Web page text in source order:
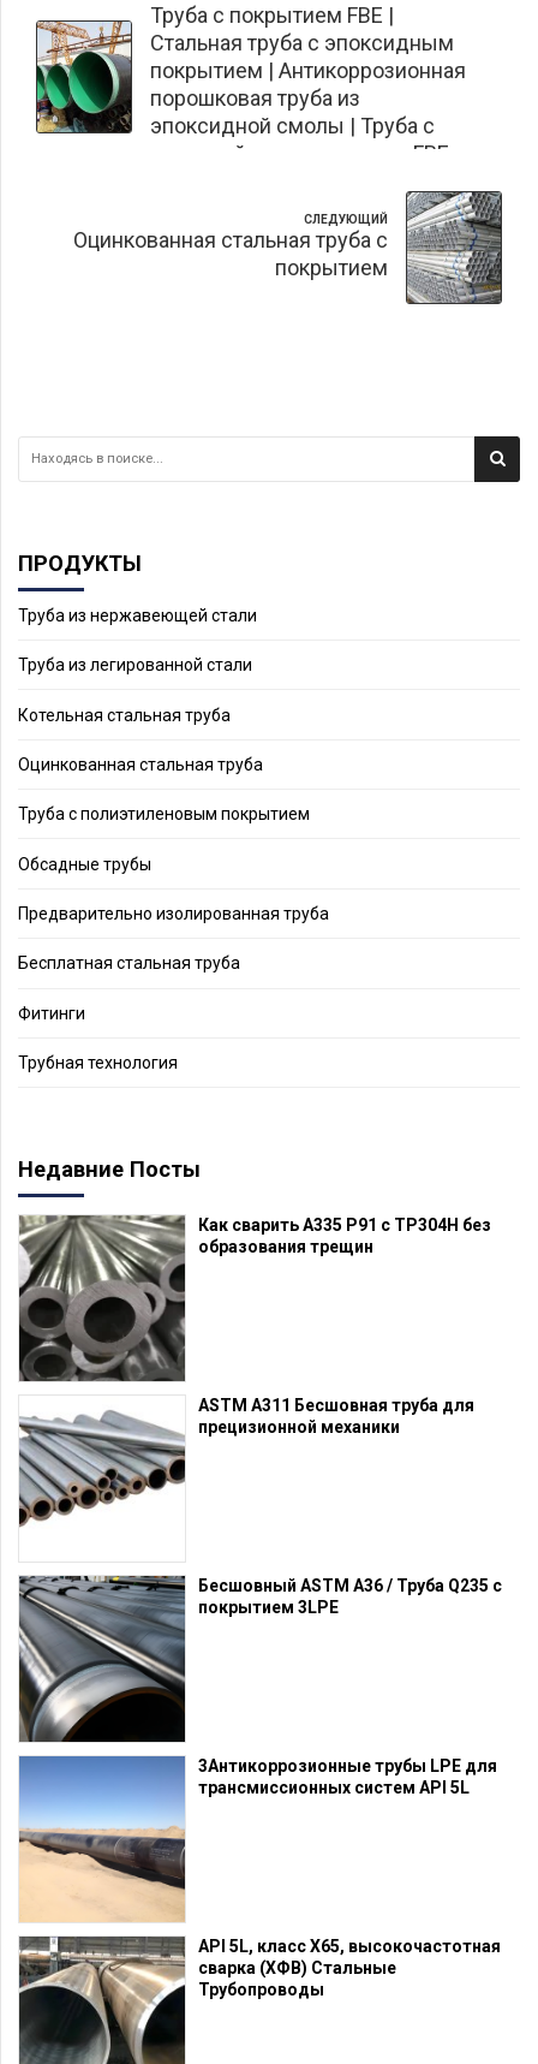
Труба с покрытием FBE |
Стальная труба с эпоксидным
покрытием | Антикоррозионная
порошковая труба из
эпоксидной смолы | Труба с
двухслойным покрытием FBE
СЛЕДУЮЩИЙ
Оцинкованная стальная труба с
покрытием
ПРОДУКТЫ
Труба из нержавеющей стали
Труба из легированной стали
Котельная стальная труба
Оцинкованная стальная труба
Труба с полиэтиленовым покрытием
Обсадные трубы
Предварительно изолированная труба
Бесплатная стальная труба
Фитинги
Трубная технология
Недавние Посты
Как сварить A335 P91 с TP304H без
образования трещин
ASTM A311 Бесшовная труба для
прецизионной механики
Бесшовный ASTM A36 / Труба Q235 с
покрытием 3LPE
3Антикоррозионные трубы LPE для
трансмиссионных систем API 5L
API 5L, класс X65, высокочастотная
сварка (ХФВ) Стальные
Трубопроводы